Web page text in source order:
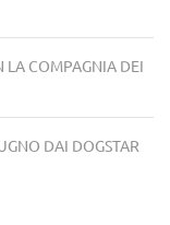
LA COMPAGNIA DEI
DAI DOGSTAR